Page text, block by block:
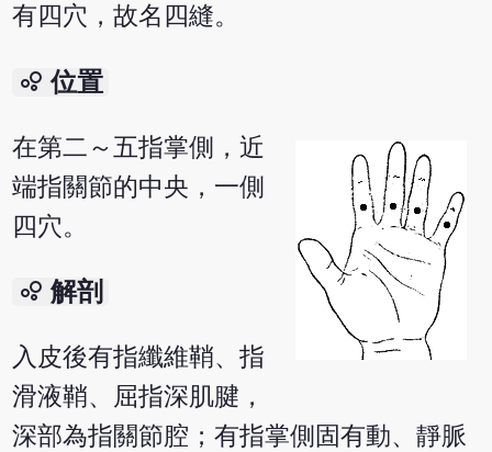
有四穴，故名四縫。
bubble_chart 位置
在第二～五指掌側，近
端指關節的中央，一側
四穴。
bubble_chart 解剖
入皮後有指纖維鞘、指
滑液鞘、屈指深肌腱，
深部為指關節腔；有指掌側固有動、靜脈